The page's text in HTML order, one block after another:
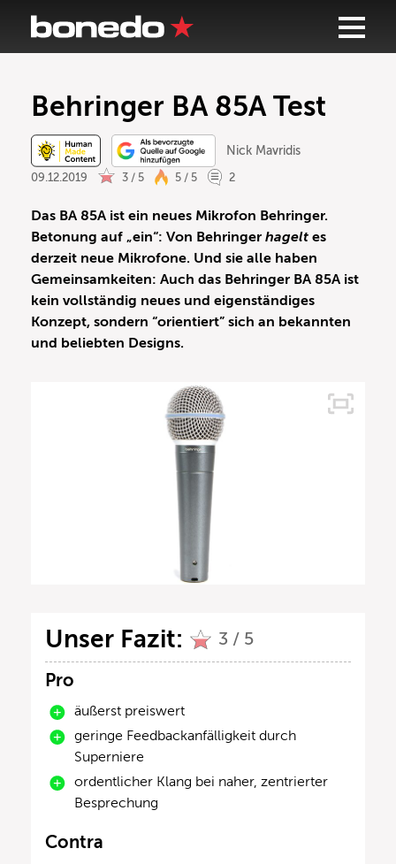
Behringer BA 85A Test
Nick Mavridis
09.12.2019 3 / 5 5 / 5 2
Das BA 85A ist ein neues Mikrofon Behringer.
Betonung auf „ein“: Von Behringer hagelt es
derzeit neue Mikrofone. Und sie alle haben
Gemeinsamkeiten: Auch das Behringer BA 85A ist
kein vollständig neues und eigenständiges
Konzept, sondern “orientiert” sich an bekannten
und beliebten Designs.
Unser Fazit: 3 / 5
Pro
äußerst preiswert
geringe Feedbackanfälligkeit durch
Superniere
ordentlicher Klang bei naher, zentrierter
Besprechung
Contra